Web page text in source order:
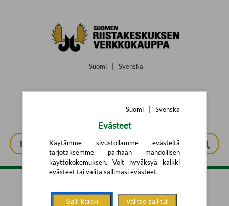
Suomi Svenska
Tarkennettu haku
Suomi Svenska
Evästeet
Käytämme sivustollamme evästeitä
tarjotaksemme parhaan mahdollisen
käyttökokemuksen. Voit hyväksyä kaikki
evästeet tai valita sallimasi evästeet.
Salli kaikki Valitse sallitut